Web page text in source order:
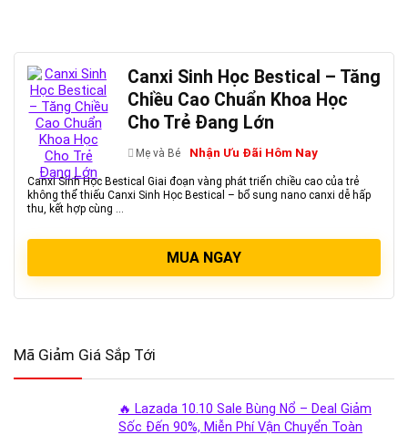
Canxi Sinh Học Bestical – Tăng
Chiều Cao Chuẩn Khoa Học
Cho Trẻ Đang Lớn
Mẹ và Bé Nhận Ưu Đãi Hôm Nay
Canxi Sinh Học Bestical Giai đoạn vàng phát triển chiều cao của trẻ
không thể thiếu Canxi Sinh Học Bestical – bổ sung nano canxi dễ hấp
thu, kết hợp cùng ...
MUA NGAY
Mã Giảm Giá Sắp Tới
🔥 Lazada 10.10 Sale Bùng Nổ – Deal Giảm
Sốc Đến 90%, Miễn Phí Vận Chuyển Toàn